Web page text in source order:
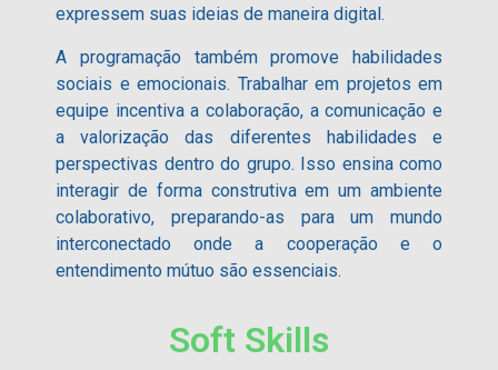
expressem suas ideias de maneira digital.
A programação também promove habilidades
sociais e emocionais. Trabalhar em projetos em
equipe incentiva a colaboração, a comunicação e
a valorização das diferentes habilidades e
perspectivas dentro do grupo. Isso ensina como
interagir de forma construtiva em um ambiente
colaborativo, preparando-as para um mundo
interconectado onde a cooperação e o
entendimento mútuo são essenciais.
Soft Skills